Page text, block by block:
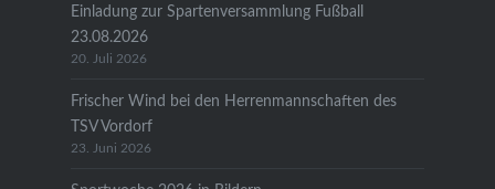
Einladung zur Spartenversammlung Fußball
23.08.2026
20. Juli 2026
Frischer Wind bei den Herrenmannschaften des
TSV Vordorf
23. Juni 2026